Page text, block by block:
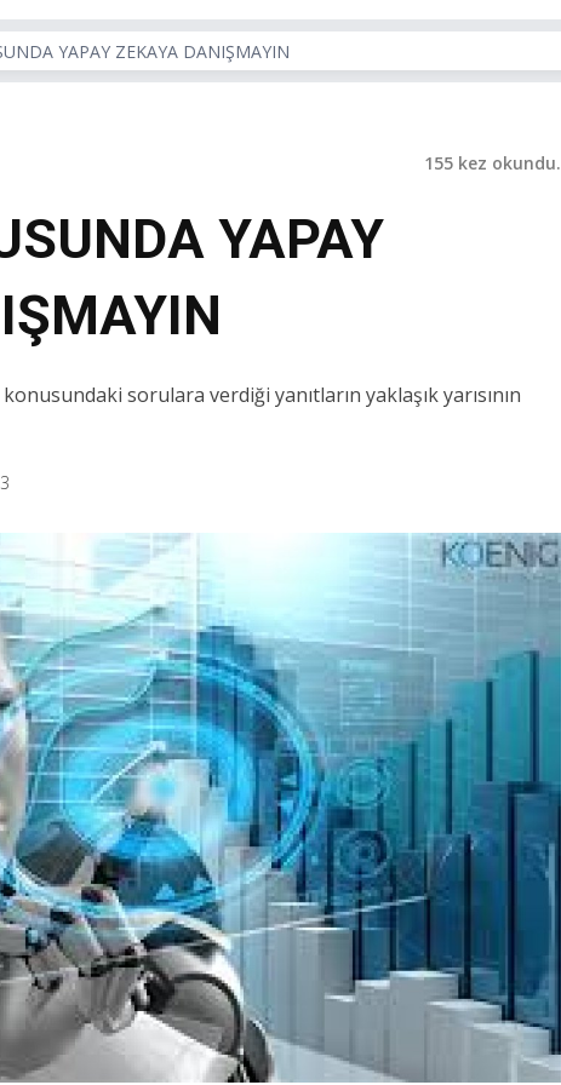
YAPAY ZEKAYA DANIŞMAYIN
155 kez okundu.
YAPAY
sorulara verdiği yanıtların yaklaşık yarısının